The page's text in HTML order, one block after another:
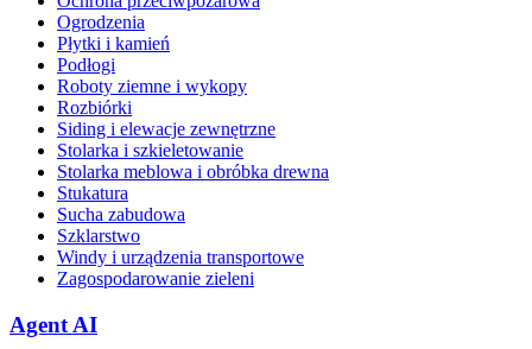
Ogrodzenia
Płytki i kamień
Podłogi
Roboty ziemne i wykopy
Rozbiórki
Siding i elewacje zewnętrzne
Stolarka i szkieletowanie
Stolarka meblowa i obróbka drewna
Stukatura
Sucha zabudowa
Szklarstwo
Windy i urządzenia transportowe
Zagospodarowanie zieleni
Agent AI